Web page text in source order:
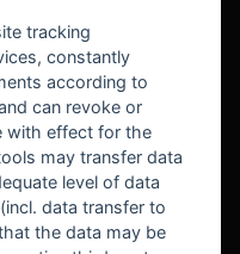
tracking
constantly
according to
can revoke or
with effect for the
may transfer data
level of data
data transfer to
the data may be